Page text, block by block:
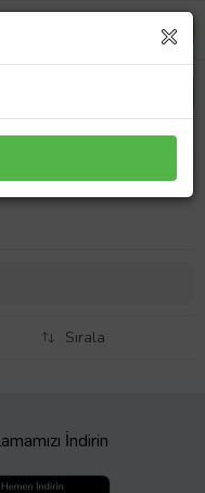
BlueHDi Dizel Filtre
(2015-2018) 5 Li
Sırala
İndirin